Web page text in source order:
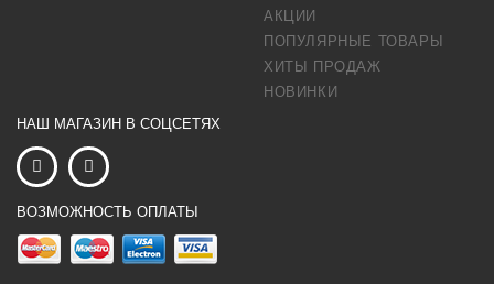
АКЦИИ
ПОПУЛЯРНЫЕ ТОВАРЫ
ХИТЫ ПРОДАЖ
НОВИНКИ
НАШ МАГАЗИН В СОЦСЕТЯХ
ВОЗМОЖНОСТЬ ОПЛАТЫ